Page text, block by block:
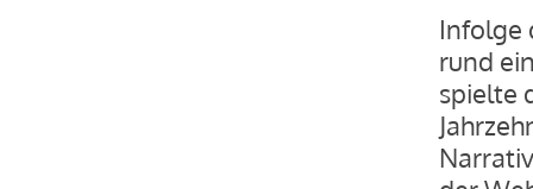
Infolge der deutschen Belagerung Leningrads starben rund eine Million Menschen. Anders als Stalingrad spielte das Thema in der deutschen Erinnerung über Jahrzehnte kaum eine Rolle. Es dominierten andere Narrative: in der Bundesrepublik das vom sauberen Krieg der Wehrmacht, deren „Blitzkrieg“ vor Leningrad scheiterte und die zur Belagerung als vermeintlich „unbestrittener Methode der Kriegführung“ griff; in der DDR wurde das Leid der Bevölkerung zwar erwähnt, doch dem sowjetischen Heldennarrativ untergeordnet. Leningrad wurde so zum Symbol im Klassenkampf zwischen Sowjetmacht und Großkapital. Eine Geschichte, die der Opfer gedachte, wurde selten erzählt. Erst in jüngster Zeit findet die Blockade Leningrads ihren Platz im deutschen Gedächtnis. Die· Blockade Leningrads hatte lange Zeit keinen festen Platz im deutschen Gedächtnis. Während die Schlacht um Stalingrad nach dem Zweiten Weltkrieg zu einem schillernden Mythos wurde, blieb Leningrad gewissermaßen der Nebenkriegsschauplatz, der er bereits in den Strategien der Wehrmacht und der Roten Armee war. Die hierzulande verbreitete Unkenntnis steht in einem eklatanten Widerspruch zur Tragweite des Ereignisses: Rund eine Million Menschen starben im Zuge der deutschen Belagerung an Hunger und seinen Folgen. Das sind rund doppelt so viele Zivilisten, wie in